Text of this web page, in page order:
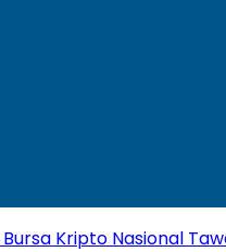
Kripto Nasional